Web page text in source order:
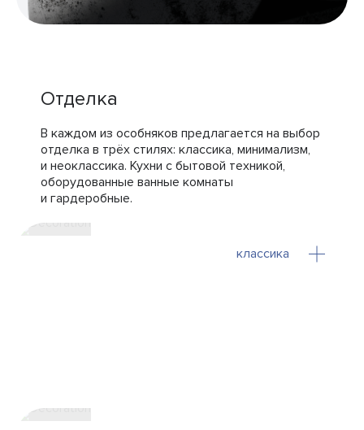
Отделка
В каждом из особняков предлагается на выбор
отделка в трёх стилях: классика, минимализм,
и неоклассика. Кухни с бытовой техникой,
оборудованные ванные комнаты
и гардеробные.
классика